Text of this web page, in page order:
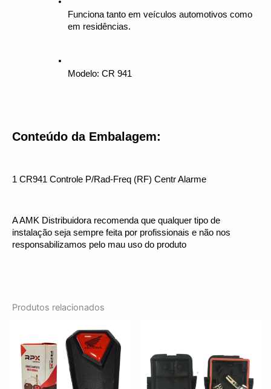
Funciona tanto em veículos automotivos como
em residências.
Modelo: CR 941
Conteúdo da Embalagem:
1 CR941 Controle P/Rad-Freq (RF) Centr Alarme
A AMK Distribuidora recomenda que qualquer tipo de
instalação seja sempre feita por profissionais e não nos
responsabilizamos pelo mau uso do produto
Produtos relacionados